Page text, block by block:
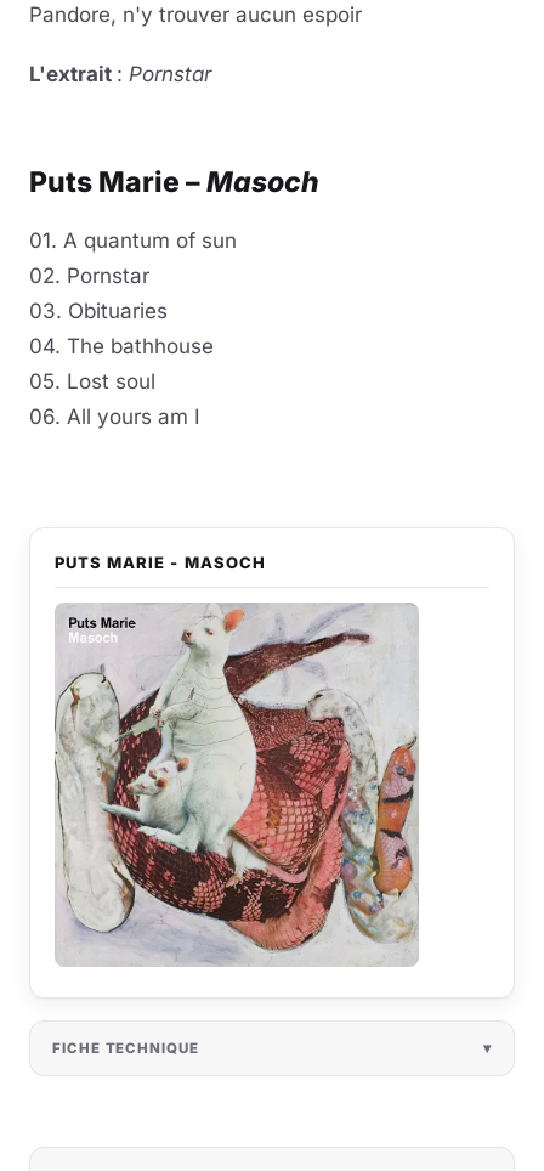
Pandore, n'y trouver aucun espoir
L'extrait : Pornstar
Puts Marie –Masoch
01. A quantum of sun
02. Pornstar
03. Obituaries
04. The bathhouse
05. Lost soul
06. All yours am I
PUTS MARIE - MASOCH
FICHE TECHNIQUE